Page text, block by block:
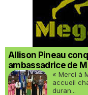
Allison Pineau
ambassadrice de
« Merci à
accueil
duran...